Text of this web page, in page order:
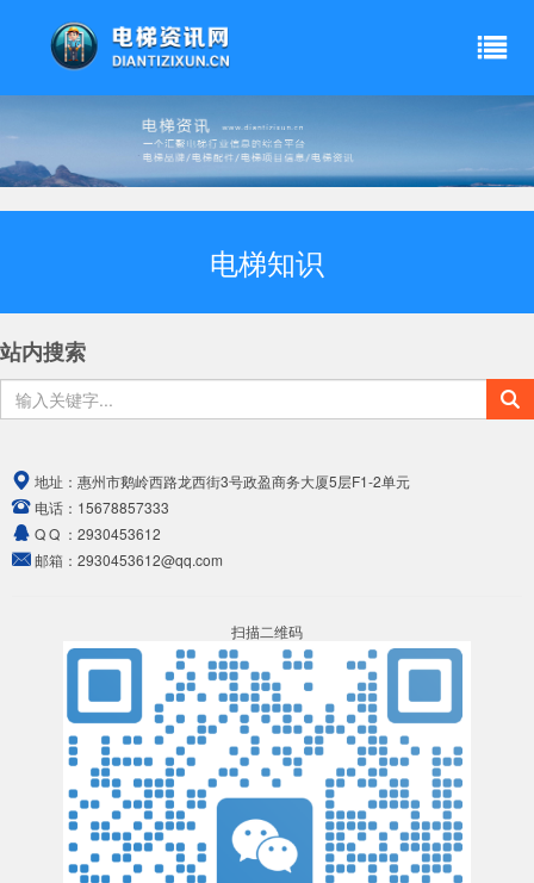
电梯知识
站内搜索
地址： 惠州市鹅岭西路龙西街3号政盈商务大厦5层F1-2单元
电话： 15678857333
Q Q ： 2930453612
邮箱： 2930453612@qq.com
扫描二维码